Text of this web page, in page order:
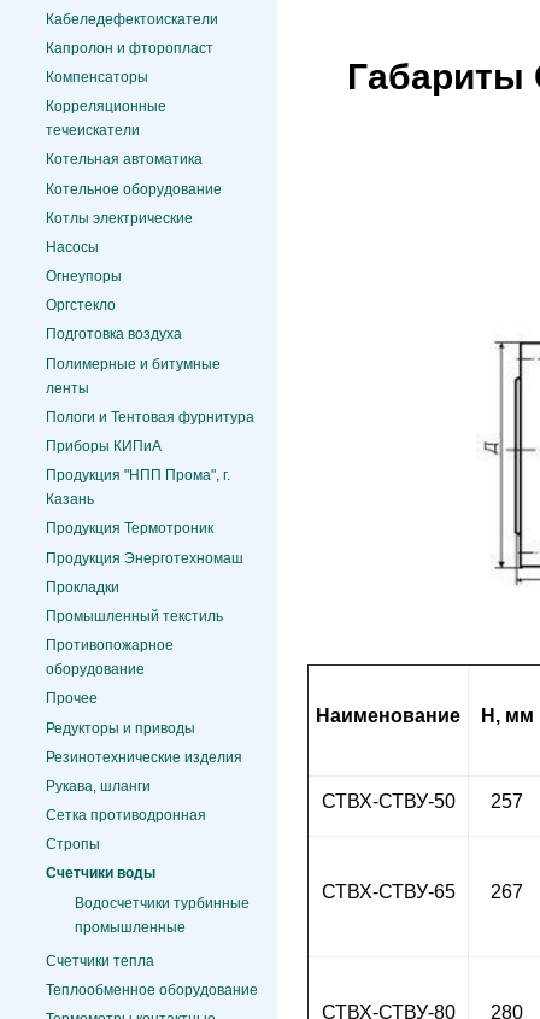
Кабеледефектоискатели
Капролон и фторопласт
Компенсаторы
Корреляционные
течеискатели
Котельная автоматика
Котельное оборудование
Котлы электрические
Насосы
Огнеупоры
Оргстекло
Подготовка воздуха
Полимерные и битумные
ленты
Пологи и Тентовая фурнитура
Приборы КИПиА
Продукция "НПП Прома", г.
Казань
Продукция Термотроник
Продукция Энерготехномаш
Прокладки
Промышленный текстиль
Противопожарное
оборудование
Прочее
Редукторы и приводы
Резинотехнические изделия
Рукава, шланги
Сетка противодронная
Стропы
Счетчики воды
Водосчетчики турбинные
промышленные
Счетчики тепла
Теплообменное оборудование
Габариты
Наименование H, мм
СТВХ-СТВУ-50 257
СТВХ-СТВУ-65 267
СТВХ-СТВУ-80 280